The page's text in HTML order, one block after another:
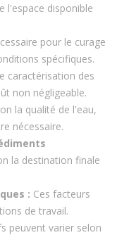
l'espace disponible
pour le curage
spécifiques.
caractérisation des
non négligeable.
la qualité de l'eau,
nécessaire.
la destination finale
: Ces facteurs
de travail.
peuvent varier selon